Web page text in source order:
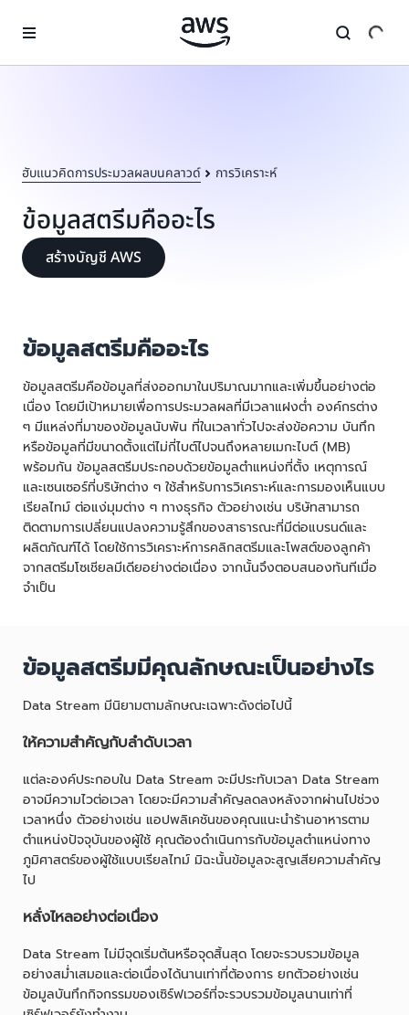
ฮับแนวคิดการประมวลผลบนคลาวด์ การวิเคราะห์
ข้อมูลสตรีมคืออะไร
สร้างบัญชี AWS
ข้อมูลสตรีมคืออะไร
ข้อมูลสตรีมคือข้อมูลที่ส่งออกมาในปริมาณมากและเพิ่มขึ้นอย่างต่อ
เนื่อง โดยมีเป้าหมายเพื่อการประมวลผลที่มีเวลาแฝงต่ำ องค์กรต่าง
ๆ มีแหล่งที่มาของข้อมูลนับพัน ที่ในเวลาทั่วไปจะส่งข้อความ บันทึก
หรือข้อมูลที่มีขนาดตั้งแต่ไม่กี่ไบต์ไปจนถึงหลายเมกะไบต์ (MB)
พร้อมกัน ข้อมูลสตรีมประกอบด้วยข้อมูลตำแหน่งที่ตั้ง เหตุการณ์
และเซนเซอร์ที่บริษัทต่าง ๆ ใช้สำหรับการวิเคราะห์และการมองเห็นแบบ
เรียลไทม์ ต่อแง่มุมต่าง ๆ ทางธุรกิจ ตัวอย่างเช่น บริษัทสามารถ
ติดตามการเปลี่ยนแปลงความรู้สึกของสาธารณะที่มีต่อแบรนด์และ
ผลิตภัณฑ์ได้ โดยใช้การวิเคราะห์การคลิกสตรีมและโพสต์ของลูกค้า
จากสตรีมโซเชียลมีเดียอย่างต่อเนื่อง จากนั้นจึงตอบสนองทันทีเมื่อ
จำเป็น
ข้อมูลสตรีมมีคุณลักษณะเป็นอย่างไร
Data Stream มีนิยามตามลักษณะเฉพาะดังต่อไปนี้
ให้ความสำคัญกับลำดับเวลา
แต่ละองค์ประกอบใน Data Stream จะมีประทับเวลา Data Stream
อาจมีความไวต่อเวลา โดยจะมีความสำคัญลดลงหลังจากผ่านไปช่วง
เวลาหนึ่ง ตัวอย่างเช่น แอปพลิเคชันของคุณแนะนำร้านอาหารตาม
ตำแหน่งปัจจุบันของผู้ใช้ คุณต้องดำเนินการกับข้อมูลตำแหน่งทาง
ภูมิศาสตร์ของผู้ใช้แบบเรียลไทม์ มิฉะนั้นข้อมูลจะสูญเสียความสำคัญ
ไป
หลั่งไหลอย่างต่อเนื่อง
Data Stream ไม่มีจุดเริ่มต้นหรือจุดสิ้นสุด โดยจะรวบรวมข้อมูล
อย่างสม่ำเสมอและต่อเนื่องได้นานเท่าที่ต้องการ ยกตัวอย่างเช่น
ข้อมูลบันทึกกิจกรรมของเซิร์ฟเวอร์ที่จะรวบรวมข้อมูลนานเท่าที่